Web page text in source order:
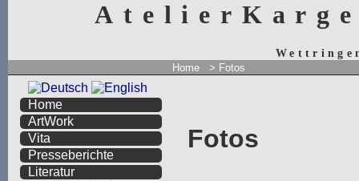
Home > Fotos
Fotos
Home
ArtWork
Vita
Presseberichte
Literatur